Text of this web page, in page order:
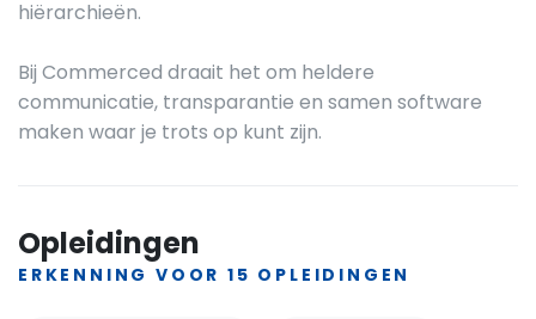
hiërarchieën.
Bij Commerced draait het om heldere
communicatie, transparantie en samen software
maken waar je trots op kunt zijn.
Opleidingen
ERKENNING VOOR 15 OPLEIDINGEN